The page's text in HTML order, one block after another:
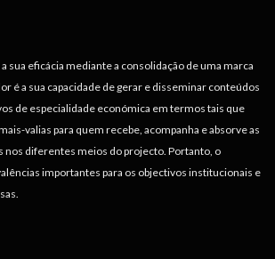
sua eficácia mediante a consolidação de uma marca
é a sua capacidade de gerar e disseminar conteúdos
de especialidade económica em termos tais que
valias para quem recebe, acompanha e absorve as
nos diferentes meios do projecto. Portanto, o
importantes para os objectivos institucionais e